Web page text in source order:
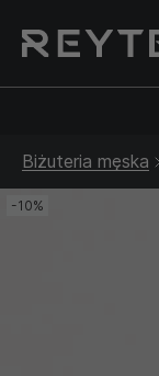
Biżuteria męska
-10%